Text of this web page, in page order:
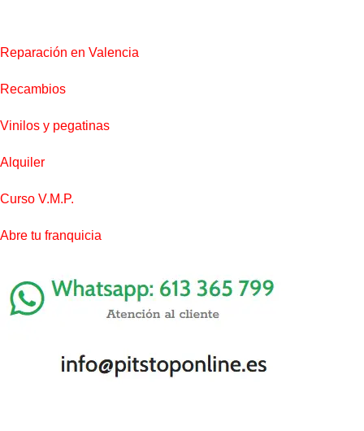
Reparación en Valencia
Recambios
Vinilos y pegatinas
Alquiler
Curso V.M.P.
Abre tu franquicia